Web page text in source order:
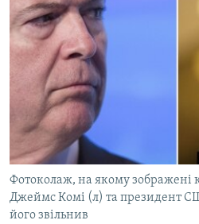
ВСЕ ЗА ДЕНЬ
СПЕЦПРОЕКТИ
ДЕПОРТАЦІЯ
ВІДЕОУРОКИ «ELIFBE»
СВІДЧЕННЯ ОКУПАЦІЇ
УКРАЇНСЬКА ПРОБЛЕМА КРИМУ
ІНФОГРАФІКА
ЯК ОБІЙТИ БЛОКУВАННЯ
Русский
Qırımtatar
ДОЛУЧАЙСЯ!
Фотоколаж, на якому
Джеймс Комі (л) та президент
його звільнив